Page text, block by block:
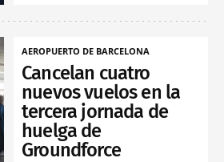
AEROPUERTO DE BARCELONA
Cancelan cuatro
nuevos vuelos en la
tercera jornada de
huelga de
Groundforce